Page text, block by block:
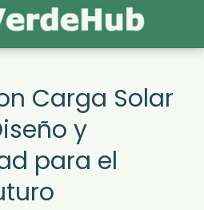
Carga Solar
y
para el